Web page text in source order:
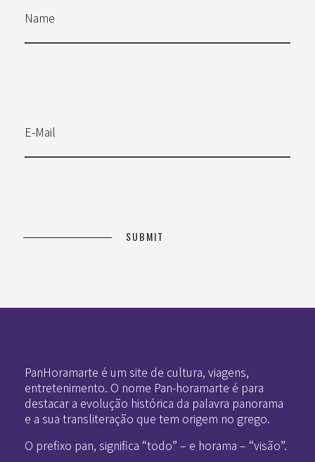
Name
E-Mail
PanHoramarte é um site de cultura, viagens,
entretenimento. O nome Pan-horamarte é para
destacar a evolução histórica da palavra panorama
e a sua transliteração que tem origem no grego.
O prefixo pan, significa “todo” – e horama – “visão”.